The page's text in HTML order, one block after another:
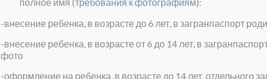
-внесение ребенка, в возрасте до 6 лет, в загранпаспорт
-внесение ребенка, в возрасте от 6 до 14 лет, в
фото
-оформление на ребенка, в возрасте до 14 лет, отдельного